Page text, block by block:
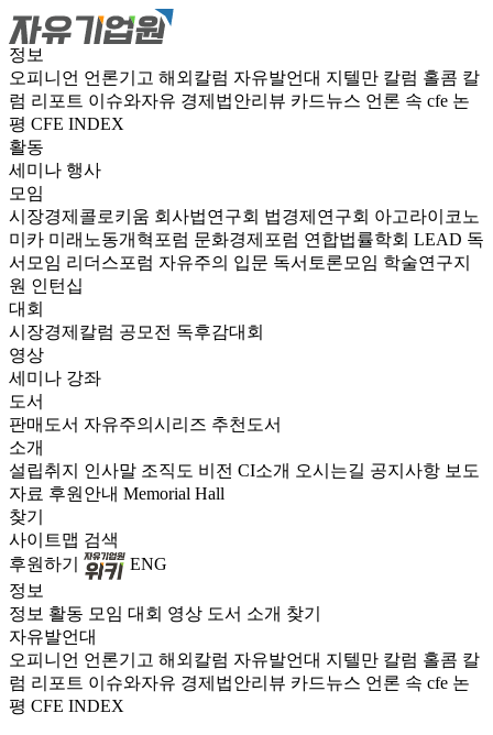
정보
오피니언 언론기고 해외칼럼 자유발언대 지텔만 칼럼 홀콤 칼
럼 리포트 이슈와자유 경제법안리뷰 카드뉴스 언론 속 cfe 논
평 CFE INDEX
활동
세미나 행사
모임
시장경제콜로키움 회사법연구회 법경제연구회 아고라이코노
미카 미래노동개혁포럼 문화경제포럼 연합법률학회 LEAD 독
서모임 리더스포럼 자유주의 입문 독서토론모임 학술연구지
원 인턴십
대회
시장경제칼럼 공모전 독후감대회
영상
세미나 강좌
도서
판매도서 자유주의시리즈 추천도서
소개
설립취지 인사말 조직도 비전 CI소개 오시는길 공지사항 보도
자료 후원안내 Memorial Hall
찾기
사이트맵 검색
후원하기
ENG
정보
정보 활동 모임 대회 영상 도서 소개 찾기
자유발언대
오피니언 언론기고 해외칼럼 자유발언대 지텔만 칼럼 홀콤 칼
럼 리포트 이슈와자유 경제법안리뷰 카드뉴스 언론 속 cfe 논
평 CFE INDEX